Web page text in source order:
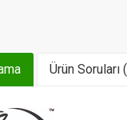
Ürün Soruları